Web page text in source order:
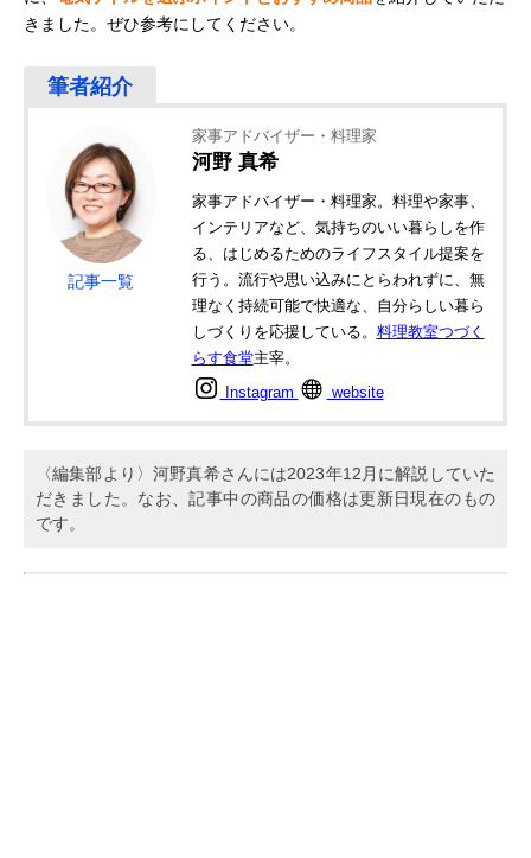
きました。ぜひ参考にしてください。
記事一覧
家事アドバイザー・料理家
河野 真希
家事アドバイザー・料理家。料理や家事、
インテリアなど、気持ちのいい暮らしを作
る、はじめるためのライフスタイル提案を
行う。流行や思い込みにとらわれずに、無
理なく持続可能で快適な、自分らしい暮ら
しづくりを応援している。 料理教室つづく
らす食堂主宰。
Instagram website
〈編集部より〉河野真希さんには2023年12月に解説していた
だきました。なお、記事中の商品の価格は更新日現在のもの
です。